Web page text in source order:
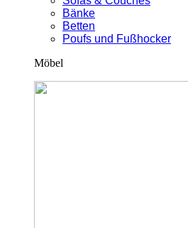
Bänke
Betten
Poufs und Fußhocker
Möbel